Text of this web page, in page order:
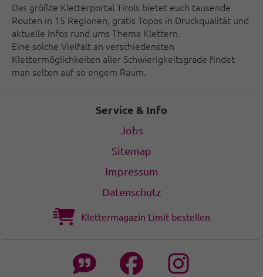
Das größte Kletterportal Tirols bietet euch tausende
Routen in 15 Regionen, gratis Topos in Druckqualität und
aktuelle Infos rund ums Thema Klettern.
Eine solche Vielfalt an verschiedensten
Klettermöglichkeiten aller Schwierigkeitsgrade findet
man selten auf so engem Raum.
Service & Info
Jobs
Sitemap
Impressum
Datenschutz
Klettermagazin Limit bestellen